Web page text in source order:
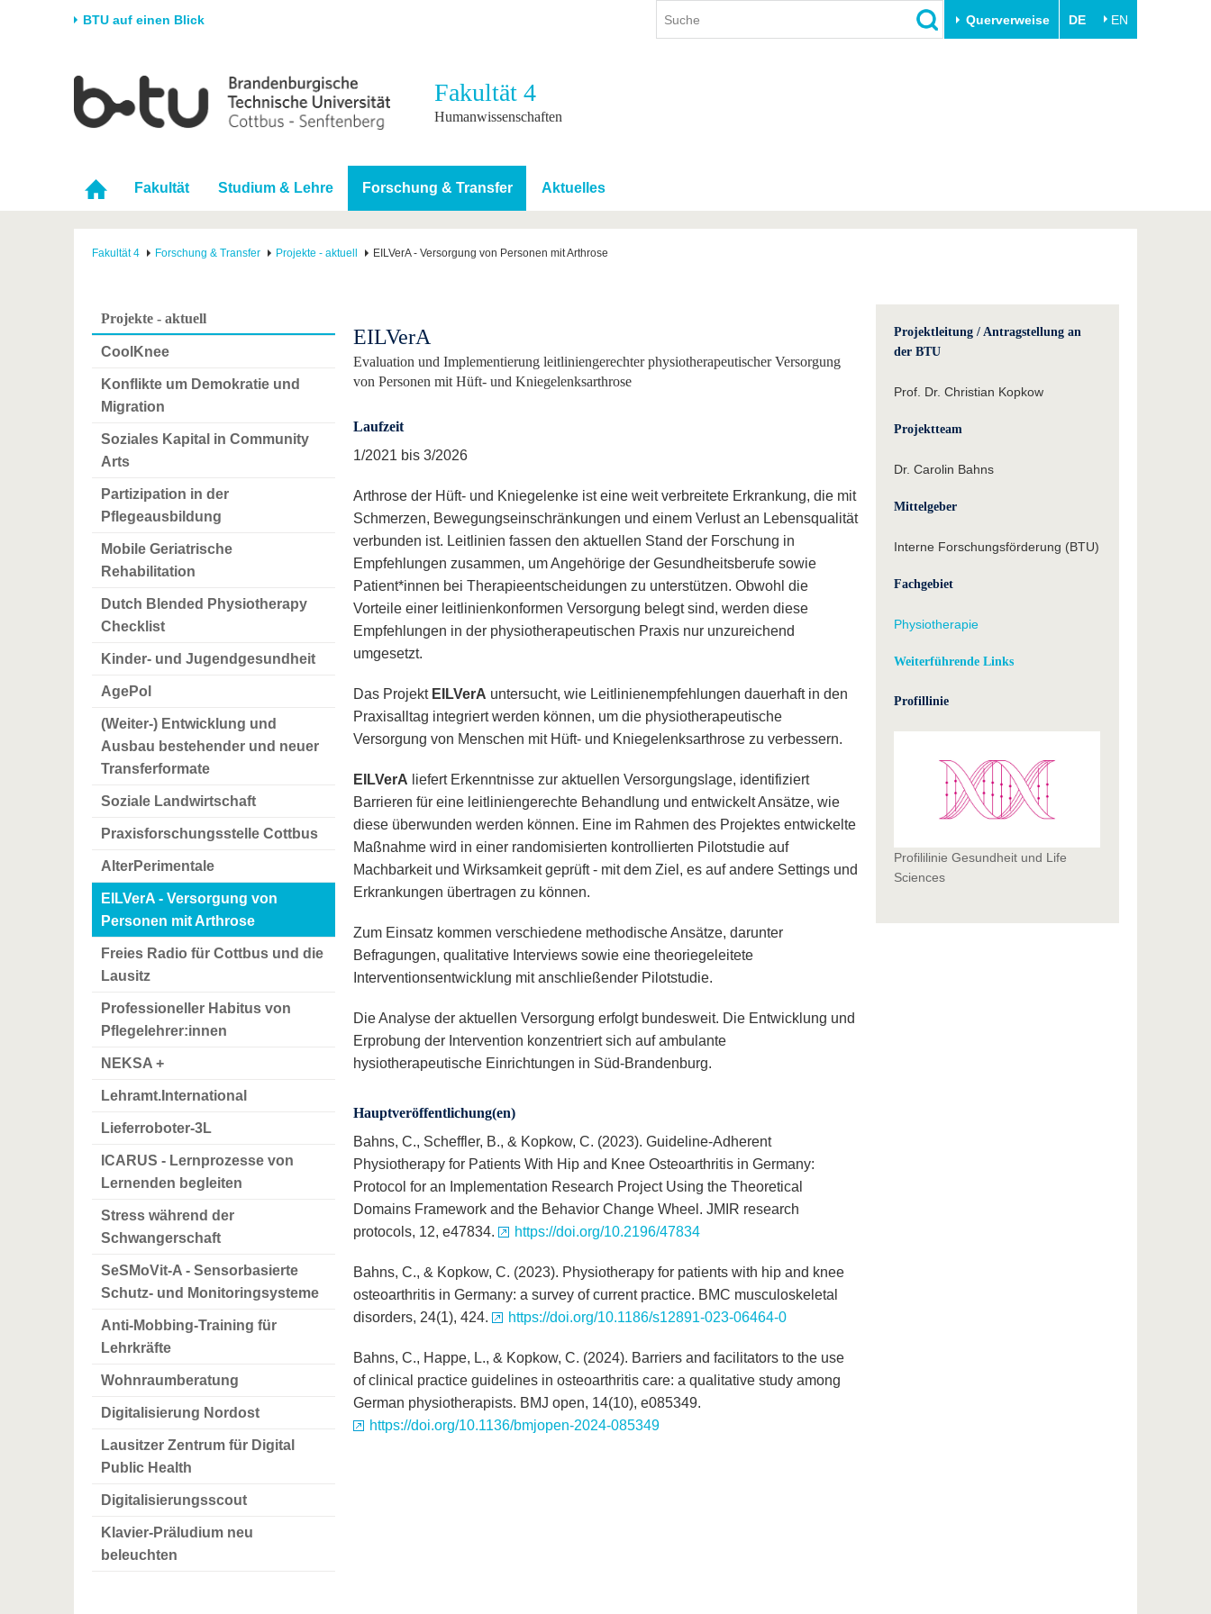
BTU auf einen Blick Querverweise DE EN
Universität
Karriere & Engagement
Forschung
Förderung
Studium
Vor dem Studium
Im Studium
International
Mit der BTU ins Ausland
Kontakt
Kontakt Gründen an der BTU
Fakultät 4
Humanwissenschaften
Fakultät Studium & Lehre Forschung & Transfer Aktuelles
Fakultät 4 Forschung & Transfer Projekte - aktuell EILVerA - Versorgung von Personen mit Arthrose
Projekte - aktuell
CoolKnee
Konflikte um Demokratie und
Migration
Soziales Kapital in Community
Arts
Partizipation in der
Pflegeausbildung
Mobile Geriatrische
Rehabilitation
Dutch Blended Physiotherapy
Checklist
Kinder- und Jugendgesundheit
AgePol
(Weiter-) Entwicklung und
Ausbau bestehender und neuer
Transferformate
Soziale Landwirtschaft
Praxisforschungsstelle Cottbus
AlterPerimentale
EILVerA - Versorgung von
Personen mit Arthrose
Freies Radio für Cottbus und die
Lausitz
Professioneller Habitus von
Pflegelehrer:innen
NEKSA +
Lehramt.International
Lieferroboter-3L
ICARUS - Lernprozesse von
Lernenden begleiten
Stress während der
Schwangerschaft
SeSMoVit-A - Sensorbasierte
Schutz- und Monitoringsysteme
Anti-Mobbing-Training für
Lehrkräfte
Wohnraumberatung
Digitalisierung Nordost
Lausitzer Zentrum für Digital
Public Health
Digitalisierungsscout
Klavier-Präludium neu
beleuchten
EILVerA
Evaluation und Implementierung leitliniengerechter physiotherapeutischer Versorgung
von Personen mit Hüft- und Kniegelenksarthrose
Laufzeit
1/2021 bis 3/2026
Arthrose der Hüft- und Kniegelenke ist eine weit verbreitete Erkrankung, die mit
Schmerzen, Bewegungseinschränkungen und einem Verlust an Lebensqualität
verbunden ist. Leitlinien fassen den aktuellen Stand der Forschung in
Empfehlungen zusammen, um Angehörige der Gesundheitsberufe sowie
Patient*innen bei Therapieentscheidungen zu unterstützen. Obwohl die
Vorteile einer leitlinienkonformen Versorgung belegt sind, werden diese
Empfehlungen in der physiotherapeutischen Praxis nur unzureichend
umgesetzt.
Das Projekt EILVerA untersucht, wie Leitlinienempfehlungen dauerhaft in den
Praxisalltag integriert werden können, um die physiotherapeutische
Versorgung von Menschen mit Hüft- und Kniegelenksarthrose zu verbessern.
EILVerA liefert Erkenntnisse zur aktuellen Versorgungslage, identifiziert
Barrieren für eine leitliniengerechte Behandlung und entwickelt Ansätze, wie
diese überwunden werden können. Eine im Rahmen des Projektes entwickelte
Maßnahme wird in einer randomisierten kontrollierten Pilotstudie auf
Machbarkeit und Wirksamkeit geprüft - mit dem Ziel, es auf andere Settings und
Erkrankungen übertragen zu können.
Zum Einsatz kommen verschiedene methodische Ansätze, darunter
Befragungen, qualitative Interviews sowie eine theoriegeleitete
Interventionsentwicklung mit anschließender Pilotstudie.
Die Analyse der aktuellen Versorgung erfolgt bundesweit. Die Entwicklung und
Erprobung der Intervention konzentriert sich auf ambulante
hysiotherapeutische Einrichtungen in Süd-Brandenburg.
Hauptveröffentlichung(en)
Bahns, C., Scheffler, B., & Kopkow, C. (2023). Guideline-Adherent
Physiotherapy for Patients With Hip and Knee Osteoarthritis in Germany:
Protocol for an Implementation Research Project Using the Theoretical
Domains Framework and the Behavior Change Wheel. JMIR research
protocols, 12, e47834.
https://doi.org/10.2196/47834
Bahns, C., & Kopkow, C. (2023). Physiotherapy for patients with hip and knee
osteoarthritis in Germany: a survey of current practice. BMC musculoskeletal
disorders, 24(1), 424.
https://doi.org/10.1186/s12891-023-06464-0
Bahns, C., Happe, L., & Kopkow, C. (2024). Barriers and facilitators to the use
of clinical practice guidelines in osteoarthritis care: a qualitative study among
German physiotherapists. BMJ open, 14(10), e085349.
https://doi.org/10.1136/bmjopen-2024-085349
Projektleitung / Antragstellung an
der BTU
Prof. Dr. Christian Kopkow
Projektteam
Dr. Carolin Bahns
Mittelgeber
Interne Forschungsförderung (BTU)
Fachgebiet
Physiotherapie
Weiterführende Links
Profillinie
Profililinie Gesundheit und Life
Sciences